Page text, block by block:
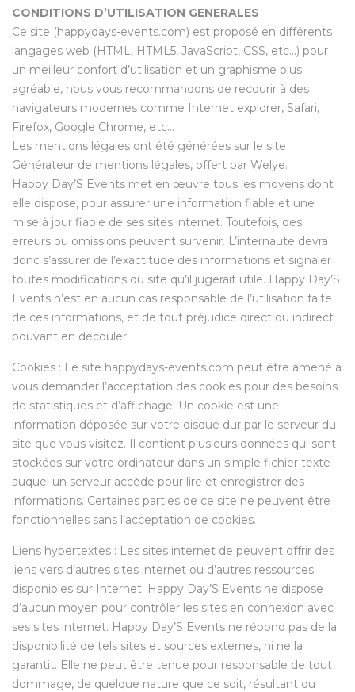
CONDITIONS D’UTILISATION GENERALES
Ce site (happydays-events.com) est proposé en différents
langages web (HTML, HTML5, JavaScript, CSS, etc…) pour
un meilleur confort d’utilisation et un graphisme plus
agréable, nous vous recommandons de recourir à des
navigateurs modernes comme Internet explorer, Safari,
Firefox, Google Chrome, etc…
Les mentions légales ont été générées sur le site
Générateur de mentions légales, offert par Welye.
Happy Day’S Events met en œuvre tous les moyens dont
elle dispose, pour assurer une information fiable et une
mise à jour fiable de ses sites internet. Toutefois, des
erreurs ou omissions peuvent survenir. L’internaute devra
donc s’assurer de l’exactitude des informations et signaler
toutes modifications du site qu’il jugerait utile. Happy Day’S
Events n’est en aucun cas responsable de l’utilisation faite
de ces informations, et de tout préjudice direct ou indirect
pouvant en découler.
Cookies : Le site happydays-events.com peut être amené à
vous demander l’acceptation des cookies pour des besoins
de statistiques et d’affichage. Un cookie est une
information déposée sur votre disque dur par le serveur du
site que vous visitez. Il contient plusieurs données qui sont
stockées sur votre ordinateur dans un simple fichier texte
auquel un serveur accède pour lire et enregistrer des
informations. Certaines parties de ce site ne peuvent être
fonctionnelles sans l’acceptation de cookies.
Liens hypertextes : Les sites internet de peuvent offrir des
liens vers d’autres sites internet ou d’autres ressources
disponibles sur Internet. Happy Day’S Events ne dispose
d’aucun moyen pour contrôler les sites en connexion avec
ses sites internet. Happy Day’S Events ne répond pas de la
disponibilité de tels sites et sources externes, ni ne la
garantit. Elle ne peut être tenue pour responsable de tout
dommage, de quelque nature que ce soit, résultant du